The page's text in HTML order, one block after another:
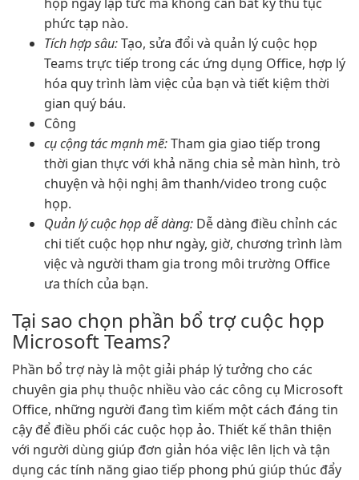
phức tạp nào.
Tích hợp sâu:Tạo, sửa đổi và quản lý cuộc họp
Teams trực tiếp trong các ứng dụng Office, hợp lý
hóa quy trình làm việc của bạn và tiết kiệm thời
gian quý báu.
Công
cụ cộng tác mạnh mẽ:Tham gia giao tiếp trong
thời gian thực với khả năng chia sẻ màn hình, trò
chuyện và hội nghị âm thanh/video trong cuộc
họp.
Quản lý cuộc họp dễ dàng: Dễ dàng điều chỉnh các
chi tiết cuộc họp như ngày, giờ, chương trình làm
việc và người tham gia trong môi trường Office
ưa thích của bạn.
Tại sao chọn phần bổ trợ cuộc họp
Microsoft Teams?
Phần bổ trợ này là một giải pháp lý tưởng cho các
chuyên gia phụ thuộc nhiều vào các công cụ Microsoft
Office, những người đang tìm kiếm một cách đáng tin
cậy để điều phối các cuộc họp ảo. Thiết kế thân thiện
với người dùng giúp đơn giản hóa việc lên lịch và tận
dụng các tính năng giao tiếp phong phú giúp thúc đẩy